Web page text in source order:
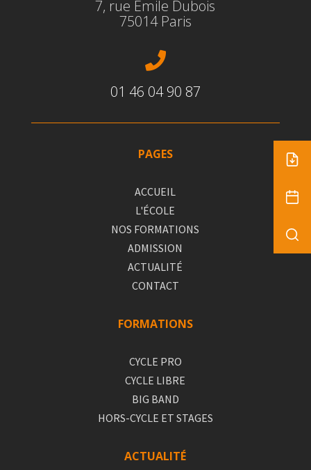
7, rue Emile Dubois
75014 Paris

01 46 04 90 87
PAGES
ACCUEIL
L'ÉCOLE
NOS FORMATIONS
ADMISSION
ACTUALITÉ
CONTACT
FORMATIONS
CYCLE PRO
CYCLE LIBRE
BIG BAND
HORS-CYCLE ET STAGES
ACTUALITÉ